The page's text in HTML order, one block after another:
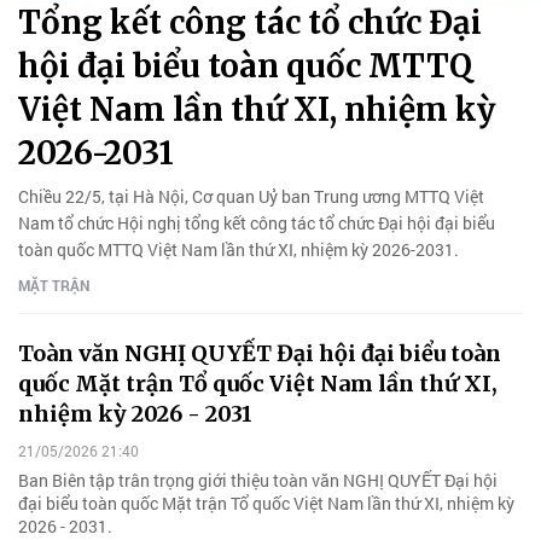
Tổng kết công tác tổ chức Đại
hội đại biểu toàn quốc MTTQ
Việt Nam lần thứ XI, nhiệm kỳ
2026-2031
Chiều 22/5, tại Hà Nội, Cơ quan Uỷ ban Trung ương MTTQ Việt
Nam tổ chức Hội nghị tổng kết công tác tổ chức Đại hội đại biểu
toàn quốc MTTQ Việt Nam lần thứ XI, nhiệm kỳ 2026-2031.
MẶT TRẬN
Toàn văn NGHỊ QUYẾT Đại hội đại biểu toàn
quốc Mặt trận Tổ quốc Việt Nam lần thứ XI,
nhiệm kỳ 2026 - 2031
21/05/2026 21:40
Ban Biên tập trân trọng giới thiệu toàn văn NGHỊ QUYẾT Đại hội
đại biểu toàn quốc Mặt trận Tổ quốc Việt Nam lần thứ XI, nhiệm kỳ
2026 - 2031.